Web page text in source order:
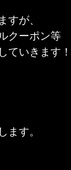
すが、
クーポン等
ていきます！
ます。